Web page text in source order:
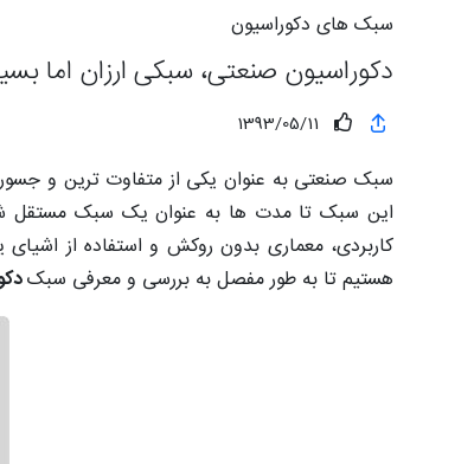
سبک های دکوراسیون
دکوراسیون صنعتی، سبکی ارزان اما
1393/05/11
سبک صنعتی به عنوان یکی از متفاوت ترین و
این سبک تا مدت ها به عنوان یک سبک مستقل
کاربردی، معماری بدون روکش و استفاده از
هستیم تا به طور مفصل به بررسی و معرفی سبک